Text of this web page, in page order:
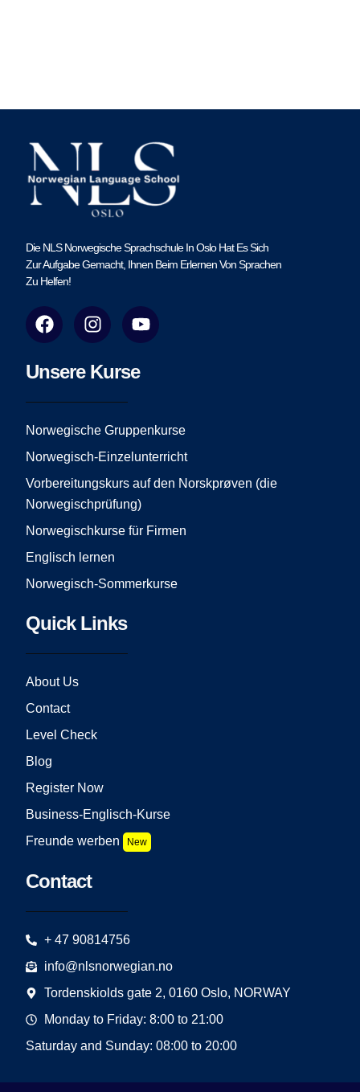
Die NLS Norwegische Sprachschule In Oslo Hat Es Sich
Zur Aufgabe Gemacht, Ihnen Beim Erlernen Von Sprachen
Zu Helfen!
F
a
e
o
o
I
n
t
g
r
m
Y
o
t
e
Unsere Kurse
Norwegische Gruppenkurse
Norwegisch-Einzelunterricht
Vorbereitungskurs auf den Norskprøven (die
Norwegischprüfung)
Norwegischkurse für Firmen
Englisch lernen
Norwegisch-Sommerkurse
Quick Links
About Us
Contact
Level Check
Blog
Register Now
Business-Englisch-Kurse
Freunde werben
New
Contact
+ 47 90814756
info@nlsnorwegian.no
Tordenskiolds gate 2, 0160 Oslo, NORWAY
Monday to Friday: 8:00 to 21:00
Saturday and Sunday: 08:00 to 20:00